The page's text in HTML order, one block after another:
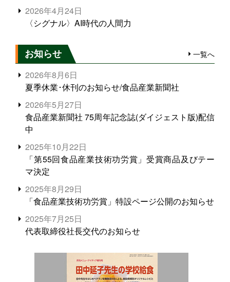
2026年4月24日
〈シグナル〉AI時代の人間力
お知らせ 一覧へ
2026年8月6日
夏季休業･休刊のお知らせ/食品産業新聞社
2026年5月27日
食品産業新聞社 75周年記念誌(ダイジェスト版)配信
中
2025年10月22日
「第55回食品産業技術功労賞」受賞商品及びテー
マ決定
2025年8月29日
「食品産業技術功労賞」特設ページ公開のお知らせ
2025年7月25日
代表取締役社長交代のお知らせ